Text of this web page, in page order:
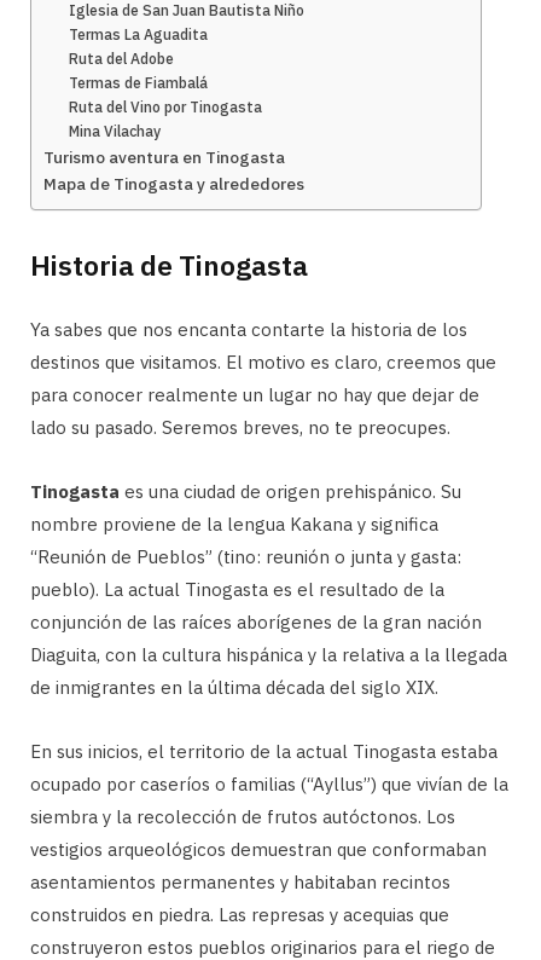
Iglesia de San Juan Bautista Niño
Termas La Aguadita
Ruta del Adobe
Termas de Fiambalá
Ruta del Vino por Tinogasta
Mina Vilachay
Turismo aventura en Tinogasta
Mapa de Tinogasta y alrededores
Historia de Tinogasta
Ya sabes que nos encanta contarte la historia de los
destinos que visitamos. El motivo es claro, creemos que
para conocer realmente un lugar no hay que dejar de
lado su pasado. Seremos breves, no te preocupes.
Tinogasta es una ciudad de origen prehispánico. Su
nombre proviene de la lengua Kakana y significa
“Reunión de Pueblos” (tino: reunión o junta y gasta:
pueblo). La actual Tinogasta es el resultado de la
conjunción de las raíces aborígenes de la gran nación
Diaguita, con la cultura hispánica y la relativa a la llegada
de inmigrantes en la última década del siglo XIX.
En sus inicios, el territorio de la actual Tinogasta estaba
ocupado por caseríos o familias (“Ayllus”) que vivían de la
siembra y la recolección de frutos autóctonos. Los
vestigios arqueológicos demuestran que conformaban
asentamientos permanentes y habitaban recintos
construidos en piedra. Las represas y acequias que
construyeron estos pueblos originarios para el riego de